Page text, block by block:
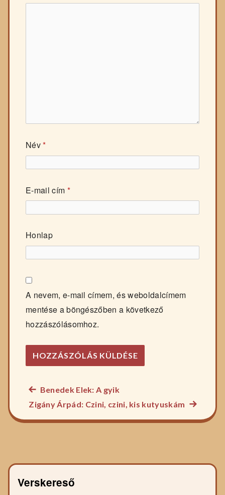
Név*
E-mail cím *
Honlap
A nevem, e-mail címem, és weboldalcímem
mentése a böngészőben a következő
hozzászólásomhoz.
Bejegyzés
navigáció
Előző
főzelék
recept:
Benedek Elek: A gyik
Zigány Árpád: Czini, czini, kis kutyuskám
főzelék
Verskereső